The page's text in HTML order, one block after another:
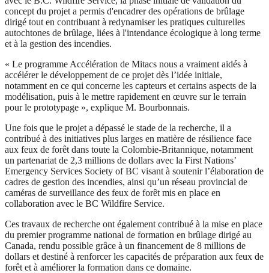
concept du projet a permis d'encadrer des opérations de brûlage
dirigé tout en contribuant à redynamiser les pratiques culturelles
autochtones de brûlage, liées à l'intendance écologique à long terme
et à la gestion des incendies.
« Le programme Accélération de Mitacs nous a vraiment aidés à
accélérer le développement de ce projet dès l’idée initiale,
notamment en ce qui concerne les capteurs et certains aspects de la
modélisation, puis à le mettre rapidement en œuvre sur le terrain
pour le prototypage », explique M. Bourbonnais.
Une fois que le projet a dépassé le stade de la recherche, il a
contribué à des initiatives plus larges en matière de résilience face
aux feux de forêt dans toute la Colombie-Britannique, notamment
un partenariat de 2,3 millions de dollars avec la First Nations’
Emergency Services Society of BC visant à soutenir l’élaboration de
cadres de gestion des incendies, ainsi qu’un réseau provincial de
caméras de surveillance des feux de forêt mis en place en
collaboration avec le BC Wildfire Service.
Ces travaux de recherche ont également contribué à la mise en place
du premier programme national de formation en brûlage dirigé au
Canada, rendu possible grâce à un financement de 8 millions de
dollars et destiné à renforcer les capacités de préparation aux feux de
forêt et à améliorer la formation dans ce domaine.